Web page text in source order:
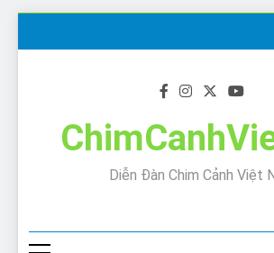
Diễn Đàn Chim Cảnh Việt